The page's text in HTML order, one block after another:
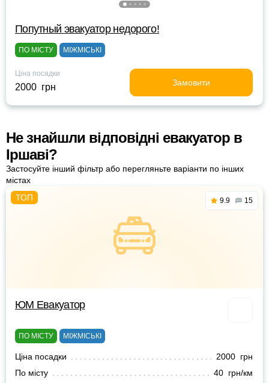
Попутный эвакуатор недорого!
ПО МІСТУ МІЖМІСЬКІ
Ціна посадки
2000 грн Замовити
Не знайшли відповідні евакуатор в
Іршаві?
Застосуйте інший фільтр або перегляньте варіанти по інших
містах
9.9 15
ЮМ Евакуатор
ПО МІСТУ МІЖМІСЬКІ
Ціна посадки
2000 грн
По місту
40 грн/км